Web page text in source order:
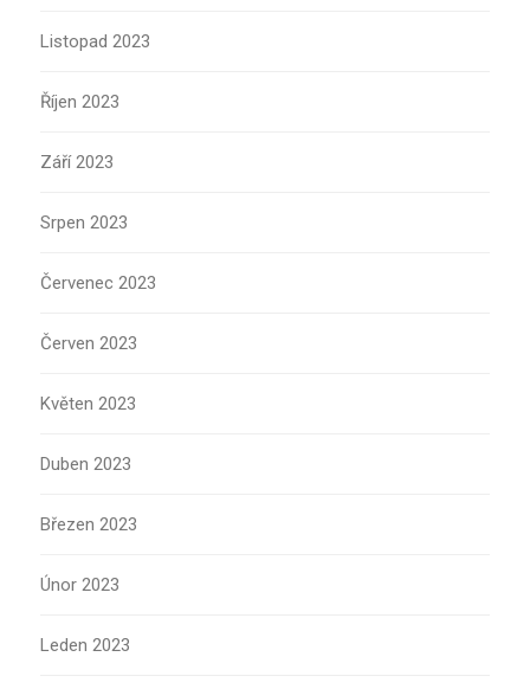
Listopad 2023
Říjen 2023
Září 2023
Srpen 2023
Červenec 2023
Červen 2023
Květen 2023
Duben 2023
Březen 2023
Únor 2023
Leden 2023